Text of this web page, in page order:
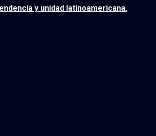
y unidad latinoamericana.